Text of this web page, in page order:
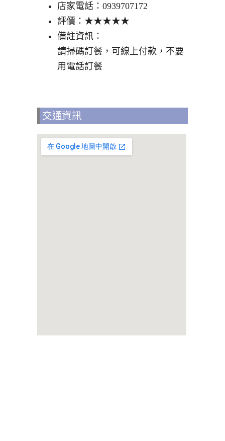
店家電話：0939707172
評價：★★★★★
備註資訊：
請掃碼訂餐，可線上付款，不要
用電話訂餐
交通資訊